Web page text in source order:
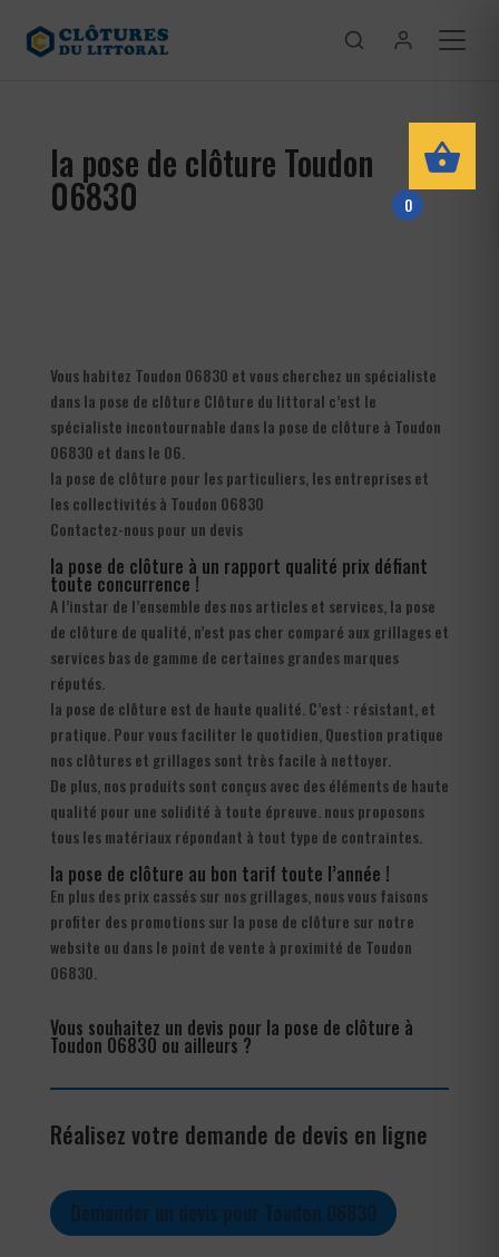
la pose de clôture Toudon
06830
Vous habitez Toudon 06830 et vous cherchez un spécialiste
dans la pose de clôture Clôture du littoral c’est le
spécialiste incontournable dans la pose de clôture à Toudon
06830 et dans le 06.
la pose de clôture pour les particuliers, les entreprises et
les collectivités à Toudon 06830
Contactez-nous pour un devis
la pose de clôture à un rapport qualité prix défiant
toute concurrence !
A l’instar de l’ensemble des nos articles et services, la pose
de clôture de qualité, n’est pas cher comparé aux grillages et
services bas de gamme de certaines grandes marques
réputés.
la pose de clôture est de haute qualité. C’est : résistant, et
pratique. Pour vous faciliter le quotidien, Question pratique
nos clôtures et grillages sont très facile à nettoyer.
De plus, nos produits sont conçus avec des éléments de haute
qualité pour une solidité à toute épreuve. nous proposons
tous les matériaux répondant à tout type de contraintes.
la pose de clôture au bon tarif toute l’année !
En plus des prix cassés sur nos grillages, nous vous faisons
profiter des promotions sur la pose de clôture sur notre
website ou dans le point de vente à proximité de Toudon
06830.
Vous souhaitez un devis pour la pose de clôture à
Toudon 06830 ou ailleurs ?
Réalisez votre demande de devis en ligne
0